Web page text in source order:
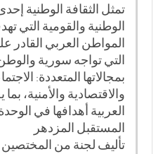
تمثل الثقافة الوطنية
الوطنية والقومية التي
المواطن العربي القادر
التي تواجه سورية
بمجالاتها المتعددة:
والاقتصادية والأمنية، بما
العربية أهدافها في
المستقبل المزدهر
تأليف لجنة من المختصين